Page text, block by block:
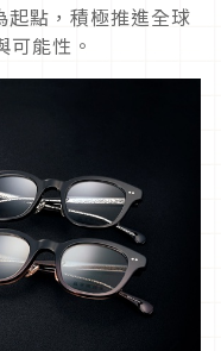
點，積極推進全球
能性。